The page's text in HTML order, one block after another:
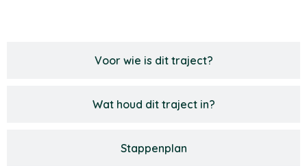
Voor wie is dit traject?
Wat houd dit traject in?
Stappenplan